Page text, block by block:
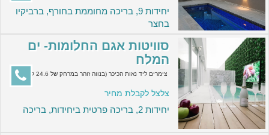
יחידות 9, בריכה מחוממת בחורף, ברביקיו
בחצר
סוויטות אגם החלומות- ים
המלח
צימרים ליד נאות הכיכר (בנווה זוהר במרחק של 24.6 ק"מ)
צלצל לקבלת מחיר
יחידות 2, בריכה פרטית ביחידות, בריכה